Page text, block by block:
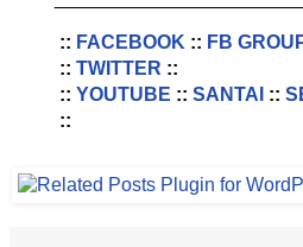
:: FACEBOOK :: FB
:: TWITTER ::
:: YOUTUBE :: SANTAI ::
::